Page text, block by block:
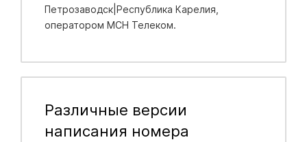
Петрозаводск|Республика Карелия
оператором МСН Телеком.
Различные версии
написания номера